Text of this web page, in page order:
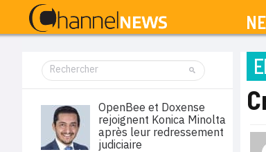
OpenBee et Doxense
rejoignent Konica Minolta
après leur redressement
judiciaire